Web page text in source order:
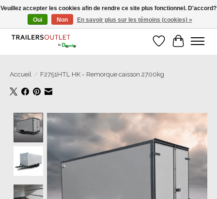
Grosse Auswahl an Anhänger direkt vom Hersteller!
Liste dePanier
Accueil / F2751HTL HK - Remorque caisson 2700kg
Product image slideshow Items
Veuillez accepter les cookies afin de rendre ce site plus fonctionnel. D'accord?
Oui
Non En savoir plus sur les témoins (cookies) »